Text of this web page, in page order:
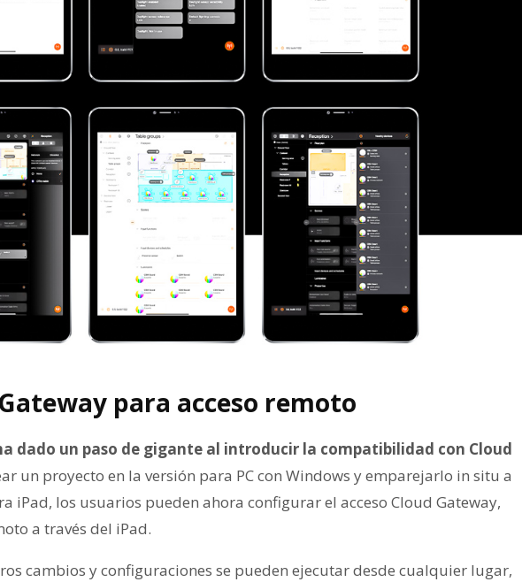
para acceso remoto
dado un paso de gigante al introducir la compatibilidad con Cloud
un proyecto en la versión para PC con Windows y emparejarlo in situ a
iPad, los usuarios pueden ahora configurar el acceso Cloud Gateway,
a través del iPad.
cambios y configuraciones se pueden ejecutar desde cualquier lugar,